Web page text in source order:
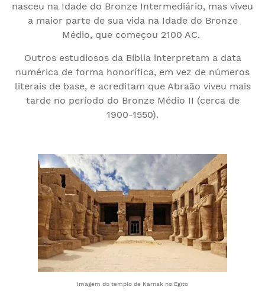
nasceu na Idade do Bronze Intermediário, mas viveu
a maior parte de sua vida na Idade do Bronze
Médio, que começou 2100 AC.
Outros estudiosos da Bíblia interpretam a data
numérica de forma honorífica, em vez de números
literais de base, e acreditam que Abraão viveu mais
tarde no período do Bronze Médio II (cerca de
1900-1550).
Imagem do templo de Karnak no Egito